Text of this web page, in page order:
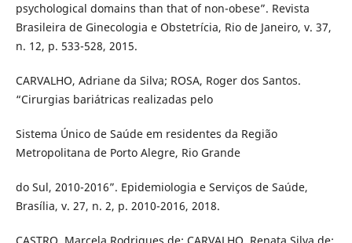
psychological domains than that of non-obese”. Revista
Brasileira de Ginecologia e Obstetrícia, Rio de Janeiro, v. 37,
n. 12, p. 533-528, 2015.
CARVALHO, Adriane da Silva; ROSA, Roger dos Santos.
“Cirurgias bariátricas realizadas pelo
Sistema Único de Saúde em residentes da Região
Metropolitana de Porto Alegre, Rio Grande
do Sul, 2010-2016”. Epidemiologia e Serviços de Saúde,
Brasília, v. 27, n. 2, p. 2010-2016, 2018.